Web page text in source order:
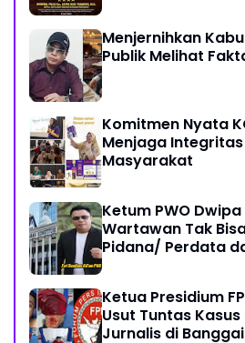
Menjernihkan
Publik Melihat
Komitmen Nyata
Menjaga
Masyarakat
Ketum PWO Dwipa
Wartawan Tak
Pidana/ Perdata
Ketua Presidium
Usut Tuntas
Jurnalis di